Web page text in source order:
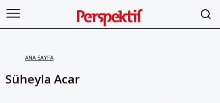
ANA SAYFA
Süheyla Acar